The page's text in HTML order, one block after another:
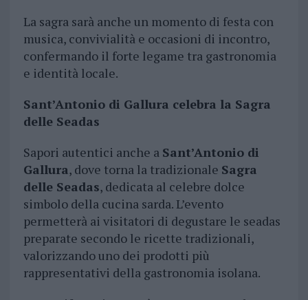
La sagra sarà anche un momento di festa con
musica, convivialità e occasioni di incontro,
confermando il forte legame tra gastronomia
e identità locale.
Sant’Antonio di Gallura celebra la Sagra
delle Seadas
Sapori autentici anche a Sant’Antonio di
Gallura, dove torna la tradizionale Sagra
delle Seadas, dedicata al celebre dolce
simbolo della cucina sarda. L’evento
permetterà ai visitatori di degustare le seadas
preparate secondo le ricette tradizionali,
valorizzando uno dei prodotti più
rappresentativi della gastronomia isolana.